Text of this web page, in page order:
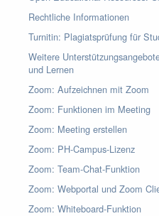
Rechtliche Informationen
Turnitin: Plagiatsprüfung für
Weitere
und Lernen
Zoom: Aufzeichnen mit Zoom
Zoom: Funktionen im Meeting
Zoom: Meeting erstellen
Zoom: PH-Campus-Lizenz
Zoom: Team-Chat-Funktion
Zoom: Webportal und Zoom
Zoom: Whiteboard-Funktion